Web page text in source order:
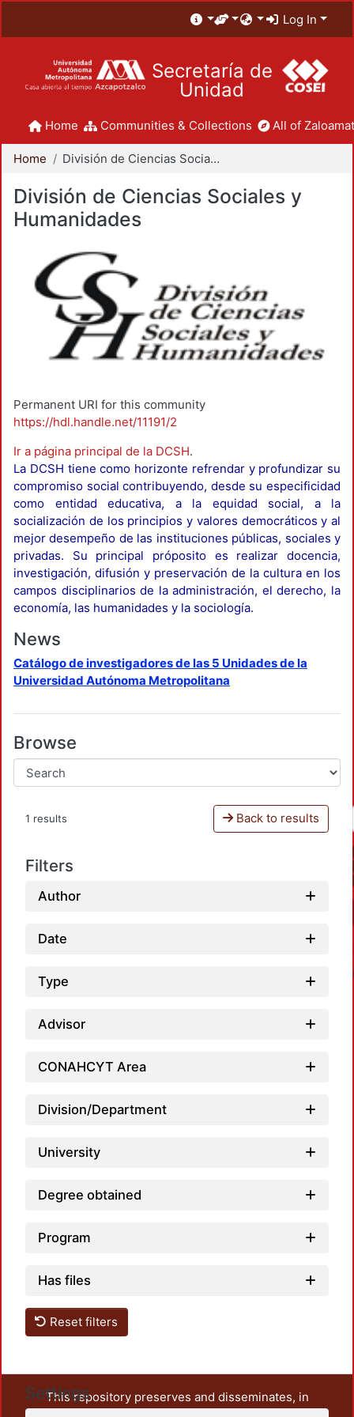
Log In
Secretaría de
Unidad
Home Communities & Collections All of
Home División de Ciencias Sociales y Humanidades
División de Ciencias Sociales y
Humanidades
Permanent URI for this community
https://hdl.handle.net/11191/2
Ir a página principal de la DCSH.
La DCSH tiene como horizonte refrendar y profundizar su
compromiso social contribuyendo, desde su especificidad
como entidad educativa, a la equidad social, a la
socialización de los principios y valores democráticos y al
mejor desempeño de las instituciones públicas, sociales y
privadas. Su principal próposito es realizar docencia,
investigación, difusión y preservación de la cultura en los
campos disciplinarios de la administración, el derecho, la
economía, las humanidades y la sociología.
News
Catálogo de investigadores de las 5 Unidades de la
Universidad Autónoma Metropolitana
Browse
1 results Back to results
Filters
Author
Date
Type
Advisor
CONAHCYT Area
Division/Department
University
Degree obtained
Program
Has files
Reset filters
Settings
This repository preserves and disseminates, in